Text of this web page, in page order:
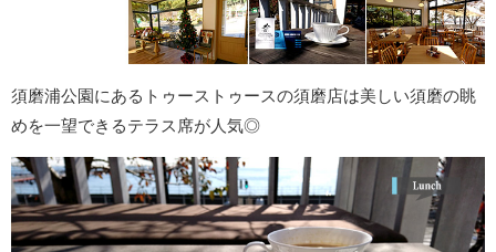
須磨浦公園にあるトゥーストゥースの須磨店は美しい須磨の眺
めを一望できるテラス席が人気◎